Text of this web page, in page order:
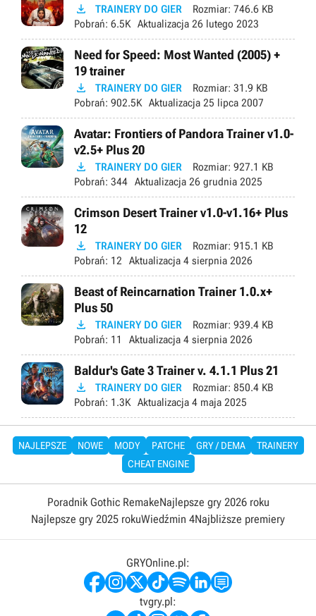
 TRAINERY DO GIER Rozmiar: 746.6 KB
Pobrań: 6.5K Aktualizacja 26 lutego 2023
Need for Speed: Most Wanted (2005) +
19 trainer
 TRAINERY DO GIER Rozmiar: 31.9 KB
Pobrań: 902.5K Aktualizacja 25 lipca 2007
Avatar: Frontiers of Pandora Trainer v1.0-
v2.5+ Plus 20
 TRAINERY DO GIER Rozmiar: 927.1 KB
Pobrań: 344 Aktualizacja 26 grudnia 2025
Crimson Desert Trainer v1.0-v1.16+ Plus
12
 TRAINERY DO GIER Rozmiar: 915.1 KB
Pobrań: 12 Aktualizacja 4 sierpnia 2026
Beast of Reincarnation Trainer 1.0.x+
Plus 50
 TRAINERY DO GIER Rozmiar: 939.4 KB
Pobrań: 11 Aktualizacja 4 sierpnia 2026
Baldur's Gate 3 Trainer v. 4.1.1 Plus 21
 TRAINERY DO GIER Rozmiar: 850.4 KB
Pobrań: 1.3K Aktualizacja 4 maja 2025
NAJLEPSZE NOWE MODY PATCHE GRY / DEMA
TRAINERY
CHEAT ENGINE
Poradnik Gothic RemakeNajlepsze gry 2026 roku
Najlepsze gry 2025 rokuWiedźmin 4Najbliższe premiery
GRYOnline.pl:
tvgry.pl: